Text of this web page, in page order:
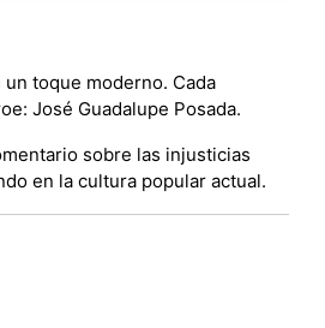
toque moderno. Cada
José Guadalupe Posada.
sobre las injusticias
en la cultura popular actual.